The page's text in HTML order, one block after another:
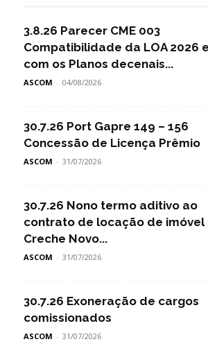
3.8.26 Parecer CME 003
Compatibilidade da LOA 2026 e
com os Planos decenais...
ASCOM - 04/08/2026
30.7.26 Port Gapre 149 – 156
Concessão de Licença Prêmio
ASCOM - 31/07/2026
30.7.26 Nono termo aditivo ao
contrato de locação de imóvel
Creche Novo...
ASCOM - 31/07/2026
30.7.26 Exoneração de cargos
comissionados
ASCOM - 31/07/2026